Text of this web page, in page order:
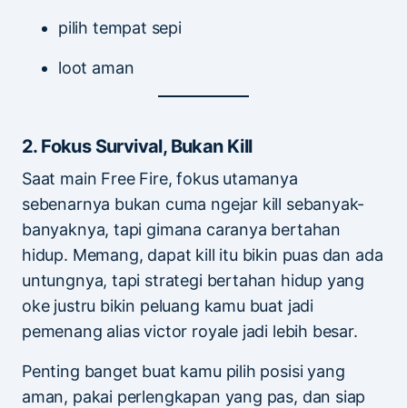
pilih tempat sepi
loot aman
2. Fokus Survival, Bukan Kill
Saat main Free Fire, fokus utamanya
sebenarnya bukan cuma ngejar kill sebanyak-
banyaknya, tapi gimana caranya bertahan
hidup. Memang, dapat kill itu bikin puas dan ada
untungnya, tapi strategi bertahan hidup yang
oke justru bikin peluang kamu buat jadi
pemenang alias victor royale jadi lebih besar.
Penting banget buat kamu pilih posisi yang
aman, pakai perlengkapan yang pas, dan siap